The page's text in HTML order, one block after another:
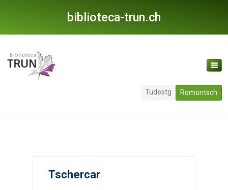
biblioteca-trun.ch
Tudestg Romontsch
Tschercar